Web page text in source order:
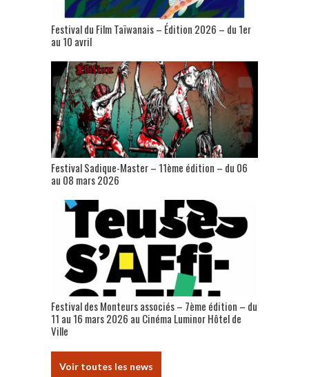
Festival du Film Taïwanais – Édition 2026 – du 1er
au 10 avril
Festival Sadique-Master – 11ème édition – du 06
au 08 mars 2026
Festival des Monteurs associés – 7ème édition – du
11 au 16 mars 2026 au Cinéma Luminor Hôtel de
Ville
Voir toutes les news